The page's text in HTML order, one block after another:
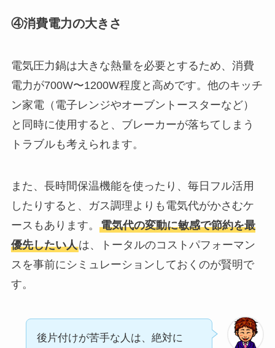
④消費電力の大きさ
電気圧力鍋は大きな熱量を必要とするため、消費
電力が700W〜1200W程度と高めです。他のキッチ
ン家電（電子レンジやオーブントースターなど）
と同時に使用すると、ブレーカーが落ちてしまう
トラブルも考えられます。
また、長時間保温機能を使ったり、毎日フル活用
したりすると、ガス調理よりも電気代がかさむケ
ースもあります。 電気代の変動に敏感で節約を最
優先したい人は、トータルのコストパフォーマン
スを事前にシミュレーションしておくのが賢明で
す。
後片付けが苦手な人は、絶対に